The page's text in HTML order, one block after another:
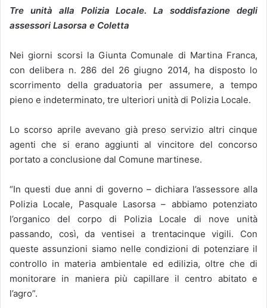
Tre unità alla Polizia Locale. La soddisfazione degli
assessori Lasorsa e Coletta
Nei giorni scorsi la Giunta Comunale di Martina Franca,
con delibera n. 286 del 26 giugno 2014, ha disposto lo
scorrimento della graduatoria per assumere, a tempo
pieno e indeterminato, tre ulteriori unità di Polizia Locale.
Lo scorso aprile avevano già preso servizio altri cinque
agenti che si erano aggiunti al vincitore del concorso
portato a conclusione dal Comune martinese.
“In questi due anni di governo – dichiara l’assessore alla
Polizia Locale, Pasquale Lasorsa – abbiamo potenziato
l’organico del corpo di Polizia Locale di nove unità
passando, così, da ventisei a trentacinque vigili. Con
queste assunzioni siamo nelle condizioni di potenziare il
controllo in materia ambientale ed edilizia, oltre che di
monitorare in maniera più capillare il centro abitato e
l’agro”.